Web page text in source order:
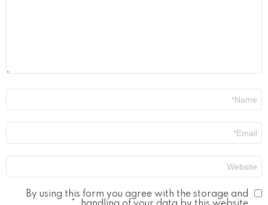
By using this form you agree with the storage and